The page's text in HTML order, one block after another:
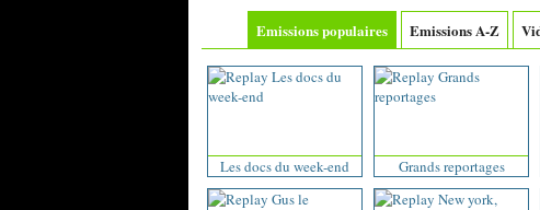
Emissions populaires Emissions A-Z
Les docs du week-end Grands reportages